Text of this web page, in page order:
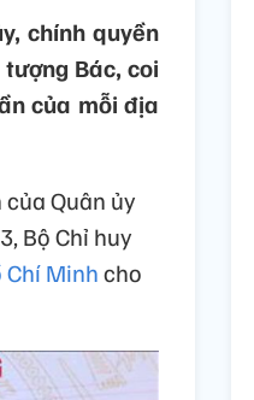
chính quyền
Bác, coi
của mỗi địa
Quân ủy
Bộ Chỉ huy
Minhcho